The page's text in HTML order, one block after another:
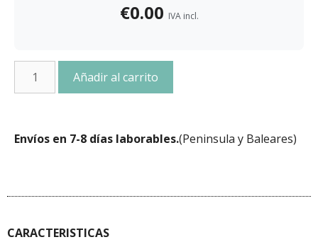
€0.00 IVA incl.
Añadir al carrito
Envíos en 7-8 días laborables.(Peninsula y Baleares)
CARACTERISTICAS